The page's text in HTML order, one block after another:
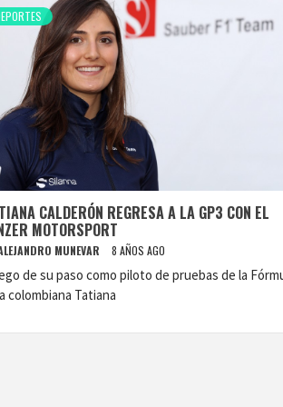
CALDERÓN REGRESA A LA GP3 CON EL
MOTORSPORT
MUNEVAR 8 AÑOS AGO
de su paso como piloto de pruebas de la
colombiana Tatiana